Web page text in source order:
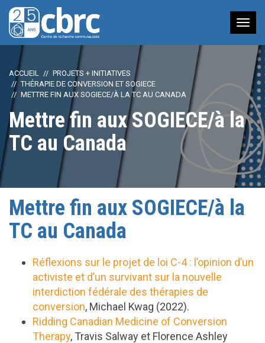
à
ACCUEIL
PROJETS + INITIATIVES
THÉRAPIE DE CONVERSION ET SOGIECE
METTRE FIN AUX SOGIECE/À LA TC AU CANADA
Mettre fin aux SOGIECE/à la
TC au Canada
Mettre fin aux SOGIECE/à la
TC au Canada
Réflexions sur le projet de loi C-4 : l’opinion d’un
activiste et d’un survivant sur la nouvelle
interdiction fédérale des thérapies de
conversion, Michael Kwag (2022).
Ridding Canadian Medicine of Conversion
Therapy, Travis Salway et Florence Ashley